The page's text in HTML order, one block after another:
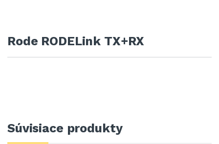
Rode RODELink TX+RX
Súvisiace produkty